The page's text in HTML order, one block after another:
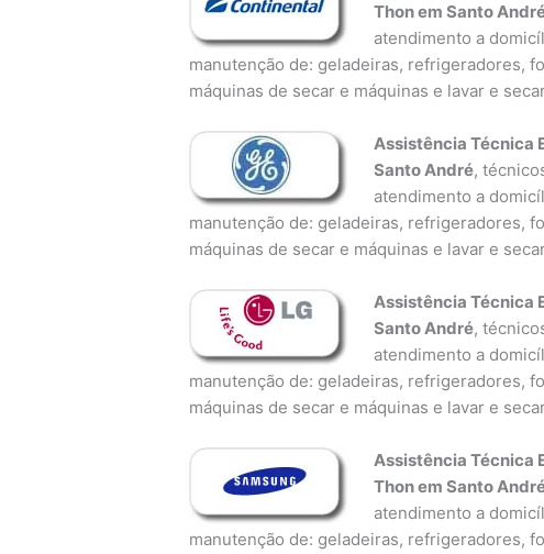
Thon em Santo
atendimento a
manutenção de: geladeiras, refrigeradores,
máquinas de secar e máquinas e lavar e
Assistência Técnica
Santo André,
atendimento a
manutenção de: geladeiras, refrigeradores,
máquinas de secar e máquinas e lavar e
Assistência Técnica
Santo André,
atendimento a
manutenção de: geladeiras, refrigeradores,
máquinas de secar e máquinas e lavar e
Assistência Técnica
Thon em Santo
atendimento a
manutenção de: geladeiras, refrigeradores,